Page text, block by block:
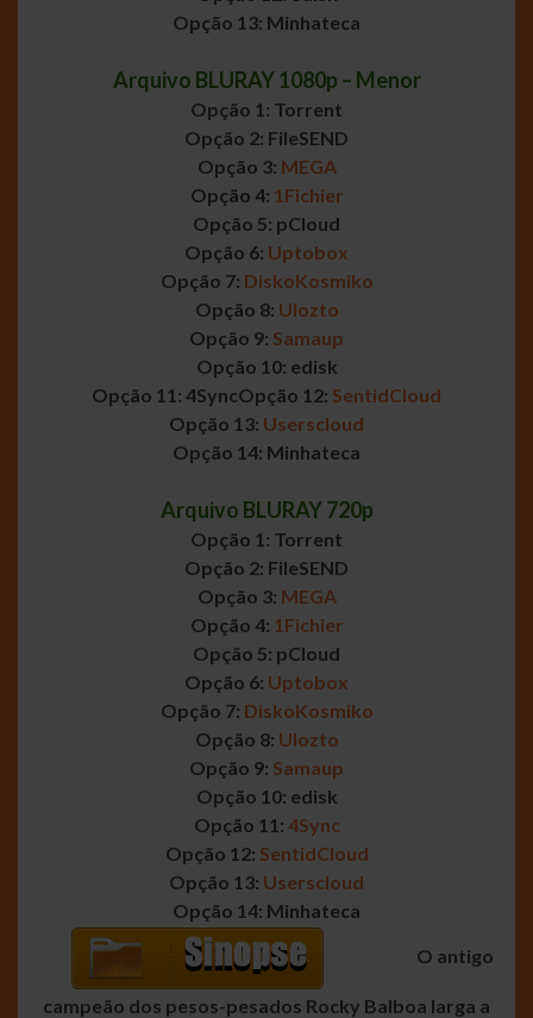
Opção 13: Minhateca
Arquivo BLURAY 1080p – Menor
Opção 1: Torrent
Opção 2: FileSEND
Opção 3: MEGA
Opção 4: 1Fichier
Opção 5: pCloud
Opção 6: Uptobox
Opção 7: DiskoKosmiko
Opção 8: Ulozto
Opção 9: Samaup
Opção 10: edisk
Opção 11: 4SyncOpção 12: SentidCloud
Opção 13: Userscloud
Opção 14: Minhateca
Arquivo BLURAY 720p
Opção 1: Torrent
Opção 2: FileSEND
Opção 3: MEGA
Opção 4: 1Fichier
Opção 5: pCloud
Opção 6: Uptobox
Opção 7: DiskoKosmiko
Opção 8: Ulozto
Opção 9: Samaup
Opção 10: edisk
Opção 11: 4Sync
Opção 12: SentidCloud
Opção 13: Userscloud
Opção 14: Minhateca
O antigo
campeão dos pesos-pesados Rocky Balboa larga a